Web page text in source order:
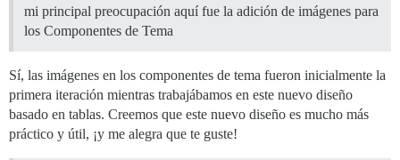
mi principal preocupación aquí fue la adición de imágenes para
los Componentes de Tema
Sí, las imágenes en los componentes de tema fueron inicialmente la
primera iteración mientras trabajábamos en este nuevo diseño
basado en tablas. Creemos que este nuevo diseño es mucho más
práctico y útil, ¡y me alegra que te guste!